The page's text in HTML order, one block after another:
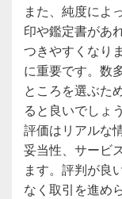
また、純度によ
印や鑑定書があ
つきやすくなり
に重要です。数
ところを選ぶた
ると良いでしょ
評価はリアルな
妥当性、サービ
ます。評判が良
なく取引を進め